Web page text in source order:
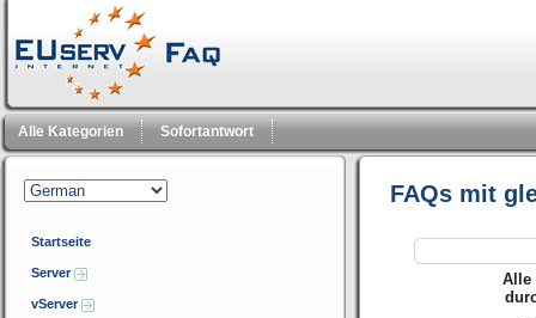
Alle Kategorien Sofortantwort
Startseite
Server
vServer
FAQs mit
Alle